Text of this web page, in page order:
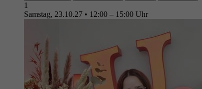
1
Samstag, 23.10.27 • 12:00 – 15:00 Uhr